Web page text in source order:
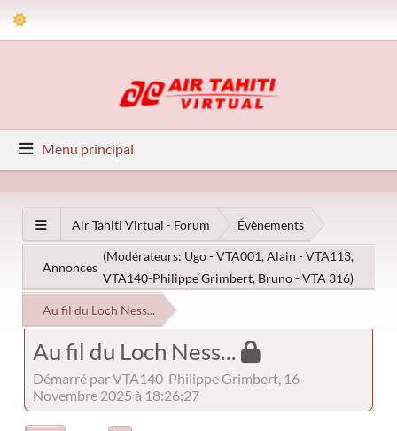
Menu principal
Air Tahiti Virtual - Forum Évènements
Annonces
(Modérateurs: Ugo - VTA001,Alain - VTA113,
VTA140-Philippe Grimbert, Bruno - VTA 316)
Au fil du Loch Ness...
Au fil du Loch Ness...
Démarré par VTA140-Philippe Grimbert, 16
Novembre 2025 à 18:26:27